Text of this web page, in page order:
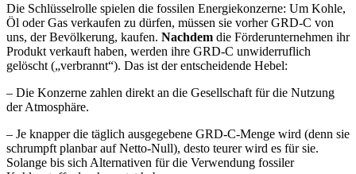
Die Schlüsselrolle spielen die fossilen Energiekonzerne: Um Kohle,
Öl oder Gas verkaufen zu dürfen, müssen sie vorher GRD-C von
uns, der Bevölkerung, kaufen. Nachdem die Förderunternehmen ihr
Produkt verkauft haben, werden ihre GRD-C unwiderruflich
gelöscht („verbrannt“). Das ist der entscheidende Hebel:
– Die Konzerne zahlen direkt an die Gesellschaft für die Nutzung
der Atmosphäre.
– Je knapper die täglich ausgegebene GRD-C-Menge wird (denn sie
schrumpft planbar auf Netto-Null), desto teurer wird es für sie.
Solange bis sich Alternativen für die Verwendung fossiler